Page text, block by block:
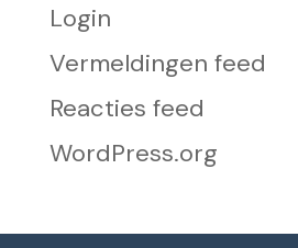
Login
Vermeldingen feed
Reacties feed
WordPress.org